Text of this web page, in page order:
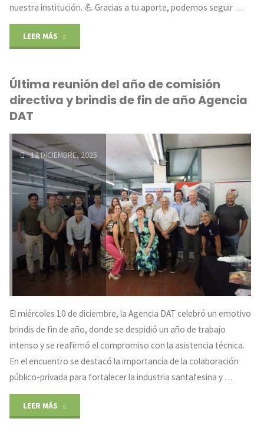
nuestra institución. 💪 Gracias a tu aporte, podemos seguir …
LEER MÁS
Última reunión del año de comisión
directiva y brindis de fin de año Agencia
DAT
12 DICIEMBRE, 2025
El miércoles 10 de diciembre, la Agencia DAT celebró un emotivo
brindis de fin de año, donde se despidió un año de trabajo
intenso y se reafirmó el compromiso con la asistencia técnica.
En el encuentro se destacó la importancia de la colaboración
público-privada para fortalecer la industria santafesina y …
LEER MÁS